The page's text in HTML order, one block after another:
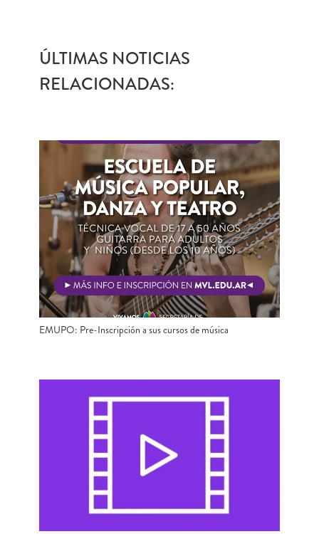
ÚLTIMAS NOTICIAS
RELACIONADAS:
EMUPO: Pre-Inscripción a sus cursos de música